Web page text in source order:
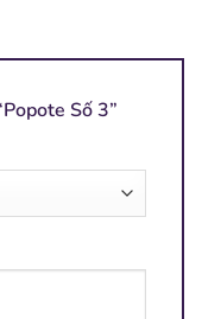
Số 3”